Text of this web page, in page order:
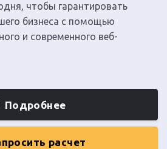
чтобы гарантировать
бизнеса с помощью
и современного веб-
Подробнее
расчет